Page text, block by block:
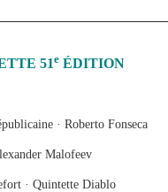
51eÉDITION
· Roberto Fonseca
Malofeev
· Quintette Diablo